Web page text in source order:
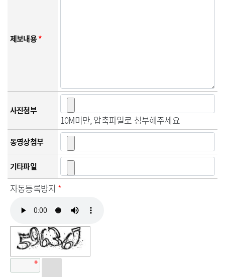
제보내용*
사진첨부
10M미만, 압축파일로 첨부해주세요
동영상첨부
기타파일
자동등록방지 *